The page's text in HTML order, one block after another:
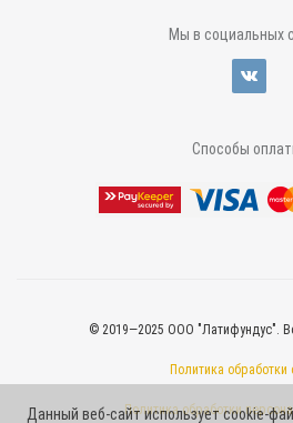
Мы в социальных
Способы
© 2019—2025 ООО "Латифундус".
Политика обработки
Политика обработки
Данный веб-сайт использует cookie-